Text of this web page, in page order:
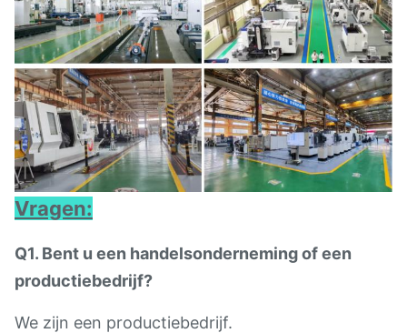
Vragen:
Q1. Bent u een handelsonderneming of een
productiebedrijf?
We zijn een productiebedrijf.